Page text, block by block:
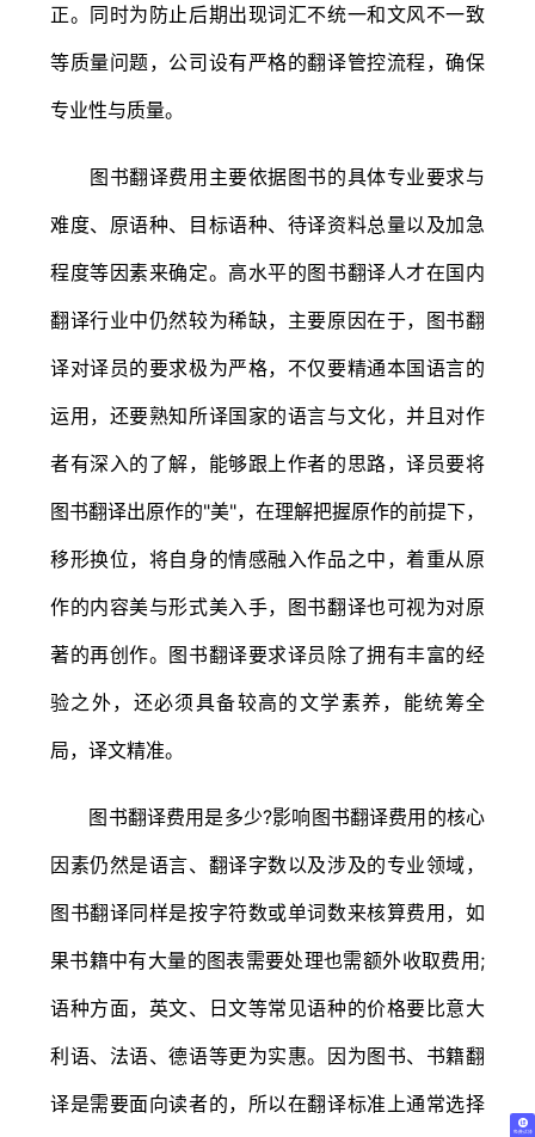
免费试译
正。同时为防止后期出现词汇不统一和文风不一致
等质量问题，公司设有严格的翻译管控流程，确保
专业性与质量。
图书翻译费用主要依据图书的具体专业要求与
难度、原语种、目标语种、待译资料总量以及加急
程度等因素来确定。高水平的图书翻译人才在国内
翻译行业中仍然较为稀缺，主要原因在于，图书翻
译对译员的要求极为严格，不仅要精通本国语言的
运用，还要熟知所译国家的语言与文化，并且对作
者有深入的了解，能够跟上作者的思路，译员要将
图书翻译出原作的"美"，在理解把握原作的前提下，
移形换位，将自身的情感融入作品之中，着重从原
作的内容美与形式美入手，图书翻译也可视为对原
著的再创作。图书翻译要求译员除了拥有丰富的经
验之外，还必须具备较高的文学素养，能统筹全
局，译文精准。
图书翻译费用是多少?影响图书翻译费用的核心
因素仍然是语言、翻译字数以及涉及的专业领域，
图书翻译同样是按字符数或单词数来核算费用，如
果书籍中有大量的图表需要处理也需额外收取费用;
语种方面，英文、日文等常见语种的价格要比意大
利语、法语、德语等更为实惠。因为图书、书籍翻
译是需要面向读者的，所以在翻译标准上通常选择